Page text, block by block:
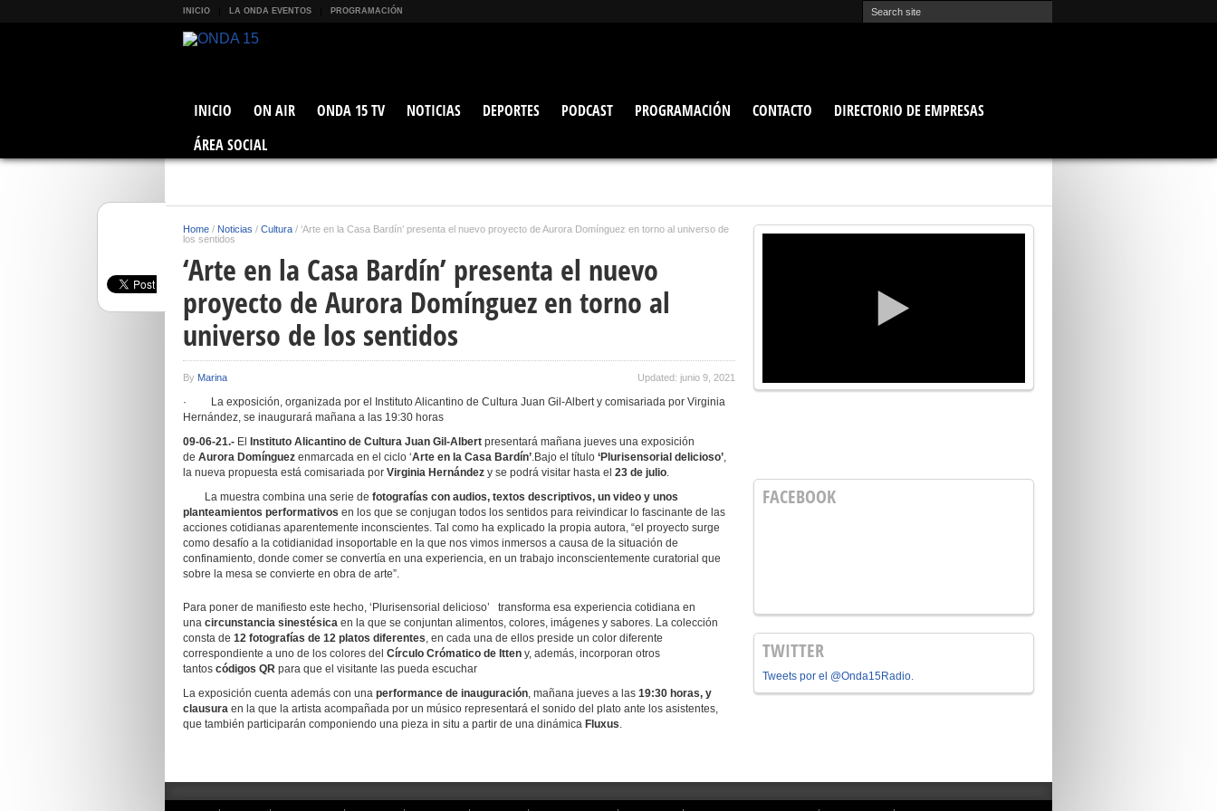
INICIO LA ONDA EVENTOS PROGRAMACIÓN
INICIO ON AIR ONDA 15 TV NOTICIAS DEPORTES PODCAST PROGRAMACIÓN CONTACTO
DIRECTORIO DE EMPRESAS
ÁREA SOCIAL
Home / Noticias / Cultura / ‘Arte en la Casa Bardín’ presenta el nuevo proyecto de Aurora Domínguez en torno al universo de
los sentidos
‘Arte en la Casa Bardín’ presenta el nuevo
proyecto de Aurora Domínguez en torno al
universo de los sentidos
By Marina Updated: junio 9, 2021
· La exposición, organizada por el Instituto Alicantino de Cultura Juan Gil-Albert y comisariada por Virginia
Hernández, se inaugurará mañana a las 19:30 horas
09-06-21.- El Instituto Alicantino de Cultura Juan Gil-Albert presentará mañana jueves una exposición
de Aurora Domínguez enmarcada en el ciclo ‘Arte en la Casa Bardín’.Bajo el título ‘Plurisensorial delicioso’,
la nueva propuesta está comisariada por Virginia Hernández y se podrá visitar hasta el 23 de julio.
La muestra combina una serie de fotografías con audios, textos descriptivos, un video y unos
planteamientos performativos en los que se conjugan todos los sentidos para reivindicar lo fascinante de las
acciones cotidianas aparentemente inconscientes. Tal como ha explicado la propia autora, “el proyecto surge
como desafío a la cotidianidad insoportable en la que nos vimos inmersos a causa de la situación de
confinamiento, donde comer se convertía en una experiencia, en un trabajo inconscientemente curatorial que
sobre la mesa se convierte en obra de arte”.
Para poner de manifiesto este hecho, ‘Plurisensorial delicioso’ transforma esa experiencia cotidiana en
una circunstancia sinestésica en la que se conjuntan alimentos, colores, imágenes y sabores. La colección
consta de 12 fotografías de 12 platos diferentes, en cada una de ellos preside un color diferente
correspondiente a uno de los colores del Círculo Crómatico de Itten y, además, incorporan otros
tantos códigos QR para que el visitante las pueda escuchar
La exposición cuenta además con una performance de inauguración, mañana jueves a las 19:30 horas, y
clausura en la que la artista acompañada por un músico representará el sonido del plato ante los asistentes,
que también participarán componiendo una pieza in situ a partir de una dinámica Fluxus.
FACEBOOK
TWITTER
Tweets por el @Onda15Radio.